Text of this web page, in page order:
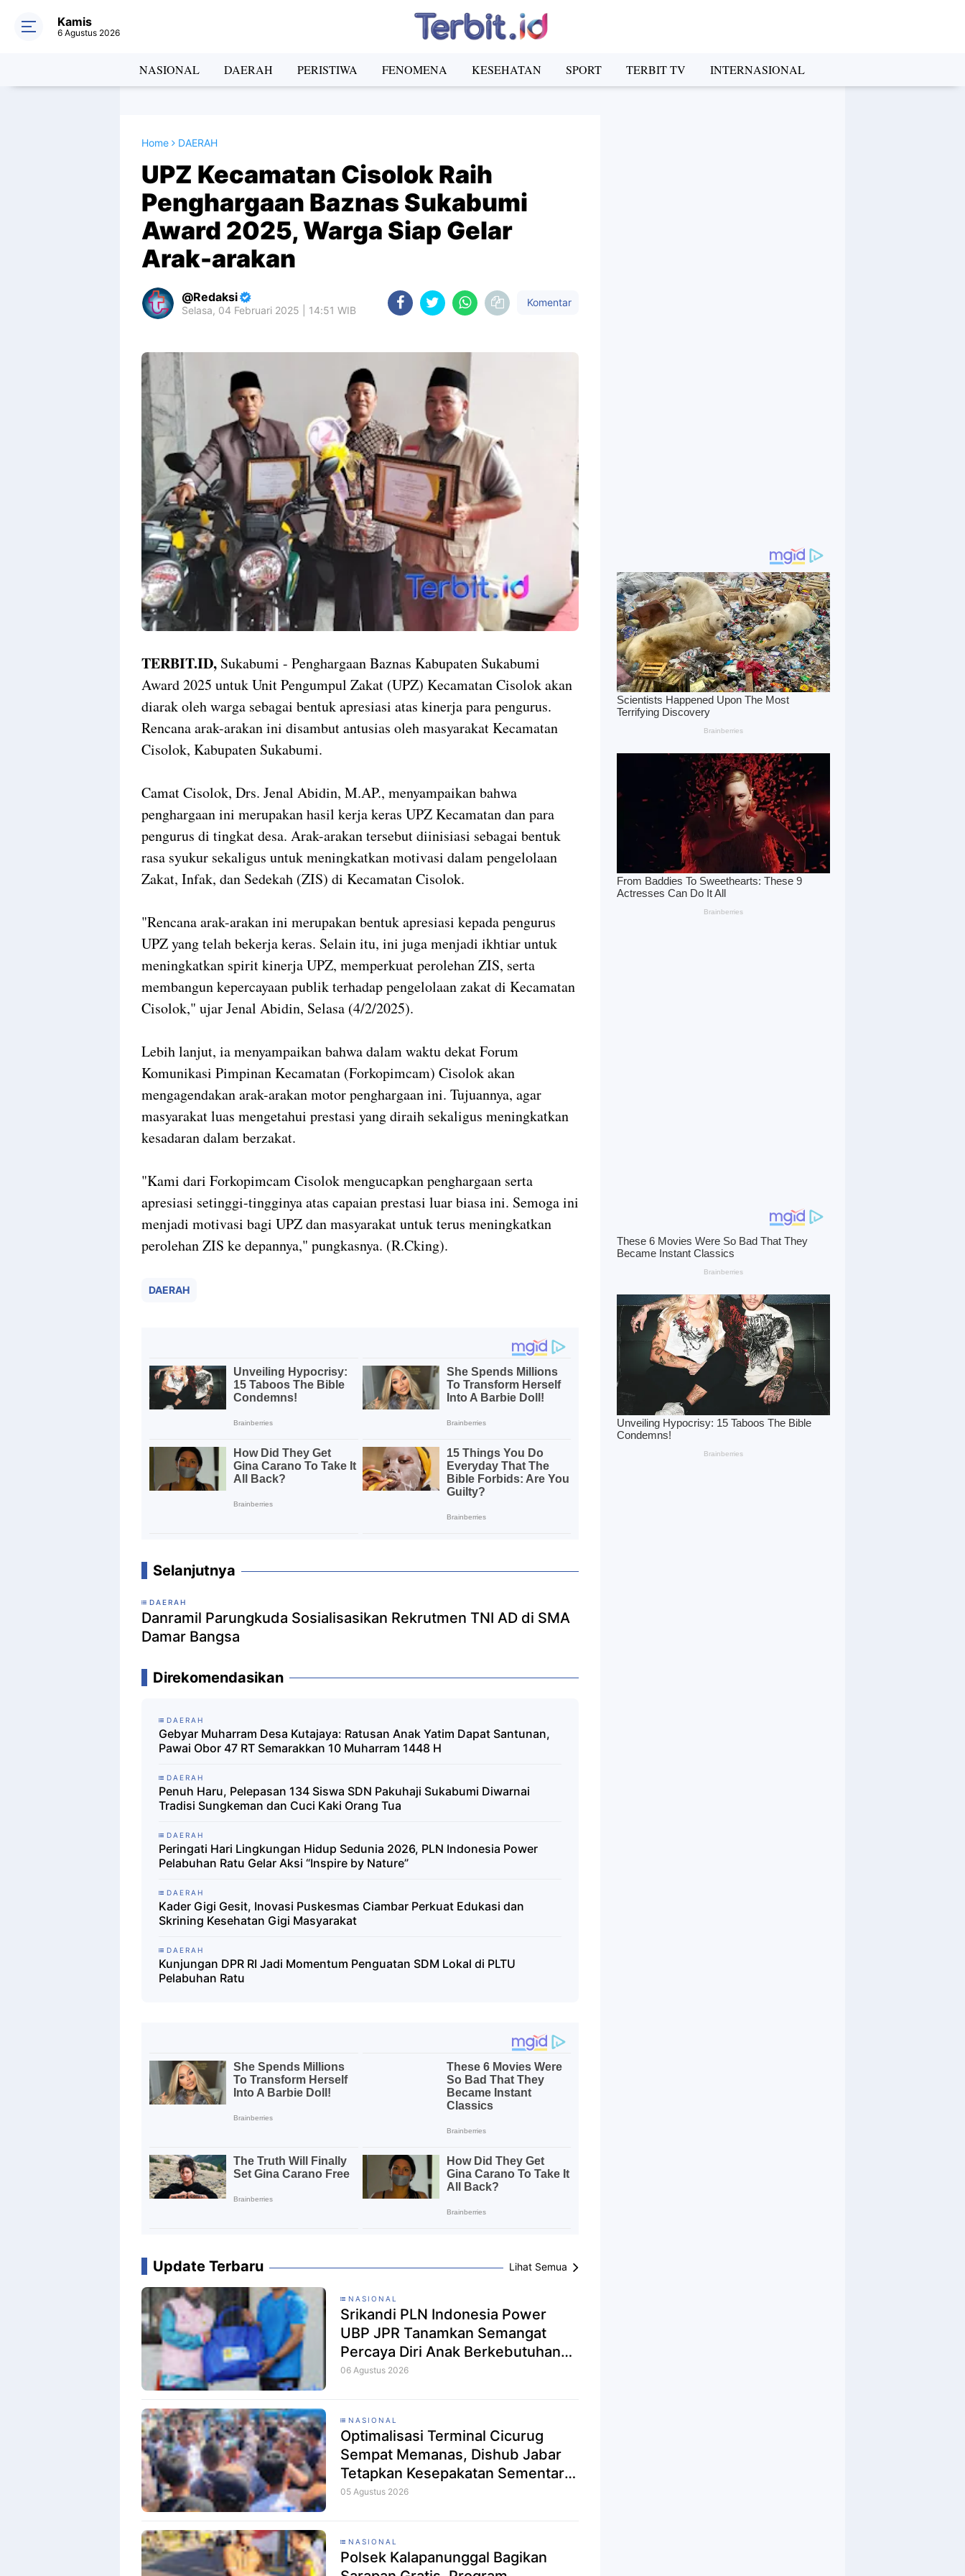
Kamis
6 Agustus 2026
NASIONAL DAERAH PERISTIWA FENOMENA KESEHATAN SPORT TERBIT TV INTERNASIONAL
Home DAERAH
UPZ Kecamatan Cisolok Raih
Penghargaan Baznas Sukabumi
Award 2025, Warga Siap Gelar
Arak-arakan
Redaksi
Selasa, 04 Februari 2025 | 14:51 WIB
Komentar
TERBIT.ID, Sukabumi - Penghargaan Baznas Kabupaten Sukabumi
Award 2025 untuk Unit Pengumpul Zakat (UPZ) Kecamatan Cisolok akan
diarak oleh warga sebagai bentuk apresiasi atas kinerja para pengurus.
Rencana arak-arakan ini disambut antusias oleh masyarakat Kecamatan
Cisolok, Kabupaten Sukabumi.
Camat Cisolok, Drs. Jenal Abidin, M.AP., menyampaikan bahwa
penghargaan ini merupakan hasil kerja keras UPZ Kecamatan dan para
pengurus di tingkat desa. Arak-arakan tersebut diinisiasi sebagai bentuk
rasa syukur sekaligus untuk meningkatkan motivasi dalam pengelolaan
Zakat, Infak, dan Sedekah (ZIS) di Kecamatan Cisolok.
"Rencana arak-arakan ini merupakan bentuk apresiasi kepada pengurus
UPZ yang telah bekerja keras. Selain itu, ini juga menjadi ikhtiar untuk
meningkatkan spirit kinerja UPZ, memperkuat perolehan ZIS, serta
membangun kepercayaan publik terhadap pengelolaan zakat di Kecamatan
Cisolok," ujar Jenal Abidin, Selasa (4/2/2025).
Lebih lanjut, ia menyampaikan bahwa dalam waktu dekat Forum
Komunikasi Pimpinan Kecamatan (Forkopimcam) Cisolok akan
mengagendakan arak-arakan motor penghargaan ini. Tujuannya, agar
masyarakat luas mengetahui prestasi yang diraih sekaligus meningkatkan
kesadaran dalam berzakat.
"Kami dari Forkopimcam Cisolok mengucapkan penghargaan serta
apresiasi setinggi-tingginya atas capaian prestasi luar biasa ini. Semoga ini
menjadi motivasi bagi UPZ dan masyarakat untuk terus meningkatkan
perolehan ZIS ke depannya," pungkasnya. (R.Cking).
DAERAH
Selanjutnya
DAERAH
Danramil Parungkuda Sosialisasikan Rekrutmen TNI AD di SMA
Damar Bangsa
Direkomendasikan
DAERAH
Gebyar Muharram Desa Kutajaya: Ratusan Anak Yatim Dapat Santunan,
Pawai Obor 47 RT Semarakkan 10 Muharram 1448 H
DAERAH
Penuh Haru, Pelepasan 134 Siswa SDN Pakuhaji Sukabumi Diwarnai
Tradisi Sungkeman dan Cuci Kaki Orang Tua
DAERAH
Peringati Hari Lingkungan Hidup Sedunia 2026, PLN Indonesia Power
Pelabuhan Ratu Gelar Aksi “Inspire by Nature”
DAERAH
Kader Gigi Gesit, Inovasi Puskesmas Ciambar Perkuat Edukasi dan
Skrining Kesehatan Gigi Masyarakat
DAERAH
Kunjungan DPR RI Jadi Momentum Penguatan SDM Lokal di PLTU
Pelabuhan Ratu
Update Terbaru Lihat Semua
NASIONAL
Srikandi PLN Indonesia Power
UBP JPR Tanamkan Semangat
Percaya Diri Anak Berkebutuhan
Khusus Lewat Program Srikandi
06 Agustus 2026
NASIONAL
Optimalisasi Terminal Cicurug
Sempat Memanas, Dishub Jabar
Tetapkan Kesepakatan Sementara
untuk Redam Ketegangan
05 Agustus 2026
NASIONAL
Polsek Kalapanunggal Bagikan